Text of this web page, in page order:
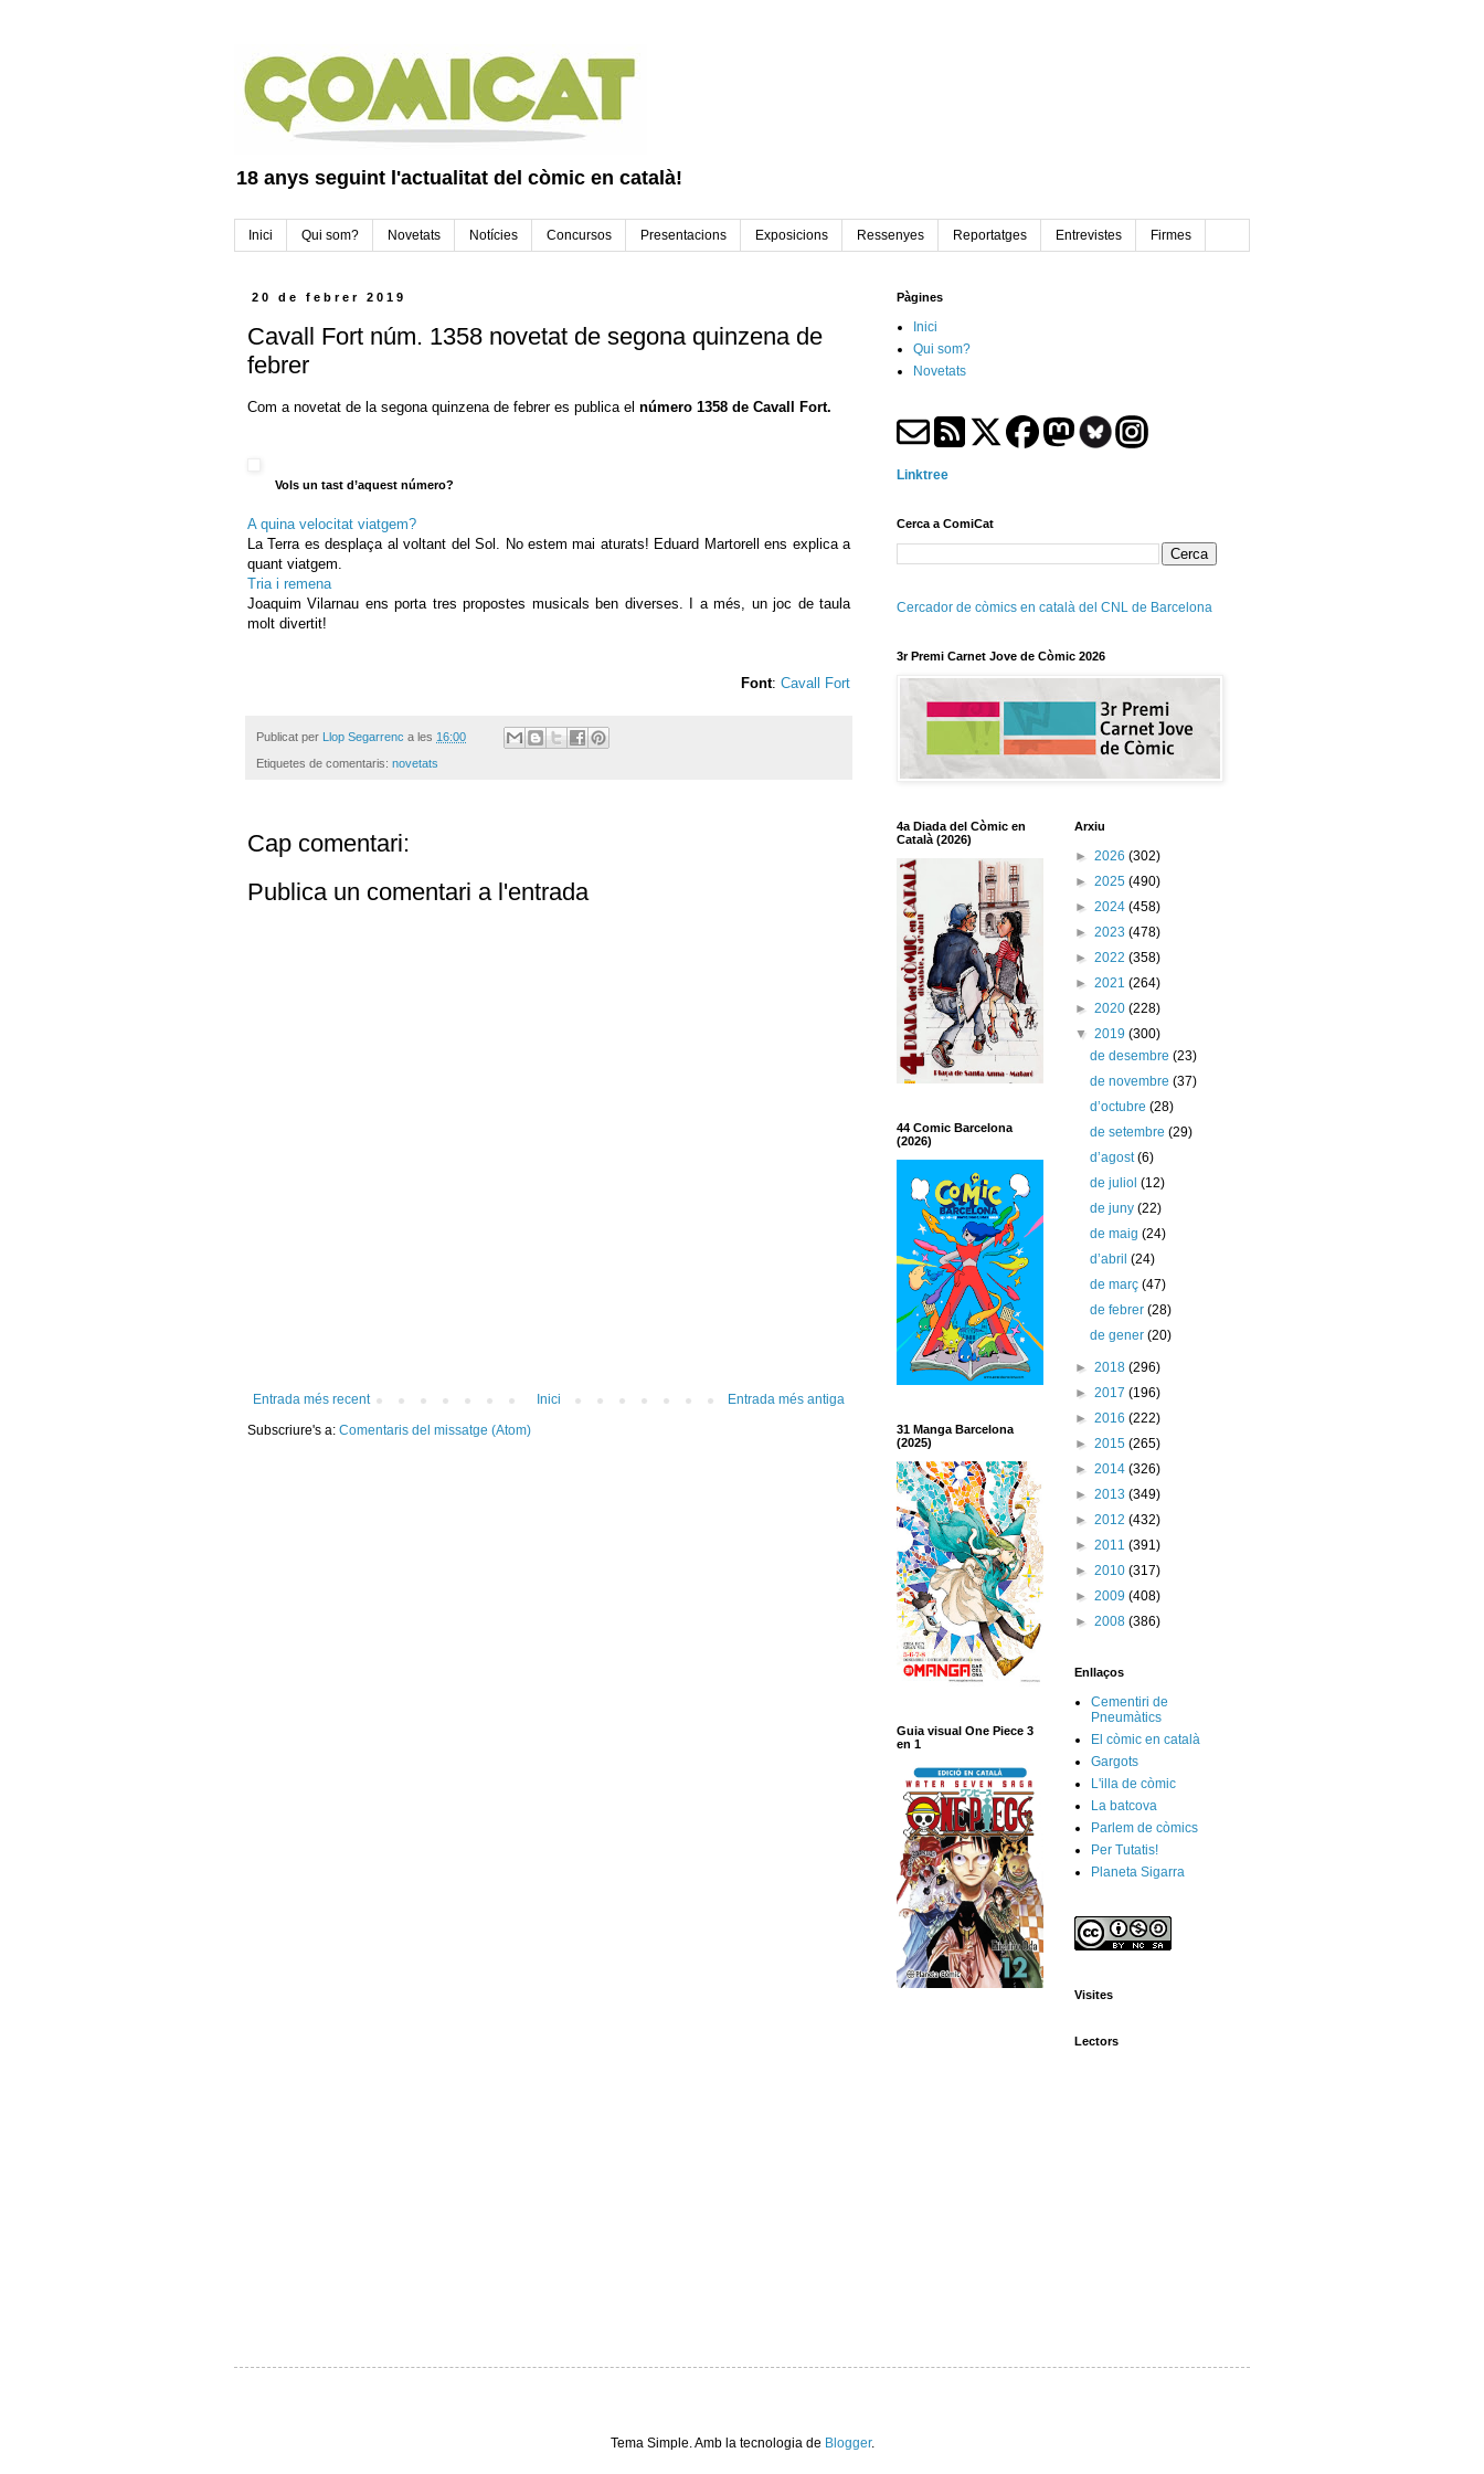
18 anys seguint l'actualitat del còmic en català!
Inici Qui som? Novetats Notícies Concursos Presentacions Exposicions Ressenyes Reportatges Entrevistes Firmes
20 de febrer 2019
Cavall Fort núm. 1358 novetat de segona quinzena de
febrer
Com a novetat de la segona quinzena de febrer es publica el número 1358 de Cavall Fort.
Vols un tast d’aquest número?
A quina velocitat viatgem?
La Terra es desplaça al voltant del Sol. No estem mai aturats! Eduard Martorell ens explica a
quant viatgem.
Tria i remena
Joaquim Vilarnau ens porta tres propostes musicals ben diverses. I a més, un joc de taula
molt divertit!
Font: Cavall Fort
Publicat per Llop Segarrenc a les 16:00
Etiquetes de comentaris: novetats
Cap comentari:
Publica un comentari a l'entrada
Entrada més recent Entrada més antiga
Inici
Subscriure's a: Comentaris del missatge (Atom)
Pàgines
Inici
Qui som?
Novetats
Linktree
Cerca a ComiCat
Cercador de còmics en català del CNL de Barcelona
3r Premi Carnet Jove de Còmic 2026
4a Diada del Còmic en
Català (2026)
44 Comic Barcelona
(2026)
31 Manga Barcelona
(2025)
Guia visual One Piece 3
en 1
Arxiu
► 2026 (302)
► 2025 (490)
► 2024 (458)
► 2023 (478)
► 2022 (358)
► 2021 (264)
► 2020 (228)
▼ 2019 (300)
de desembre(23)
de novembre(37)
d’octubre(28)
de setembre(29)
d’agost(6)
de juliol(12)
de juny(22)
de maig(24)
d’abril(24)
de març(47)
de febrer(28)
de gener(20)
► 2018 (296)
► 2017 (196)
► 2016 (222)
► 2015 (265)
► 2014 (326)
► 2013 (349)
► 2012 (432)
► 2011 (391)
► 2010 (317)
► 2009 (408)
► 2008 (386)
Enllaços
Cementiri de
Pneumàtics
El còmic en català
Gargots
L'illa de còmic
La batcova
Parlem de còmics
Per Tutatis!
Planeta Sigarra
Visites
Lectors
Tema Simple. Amb la tecnologia de Blogger.